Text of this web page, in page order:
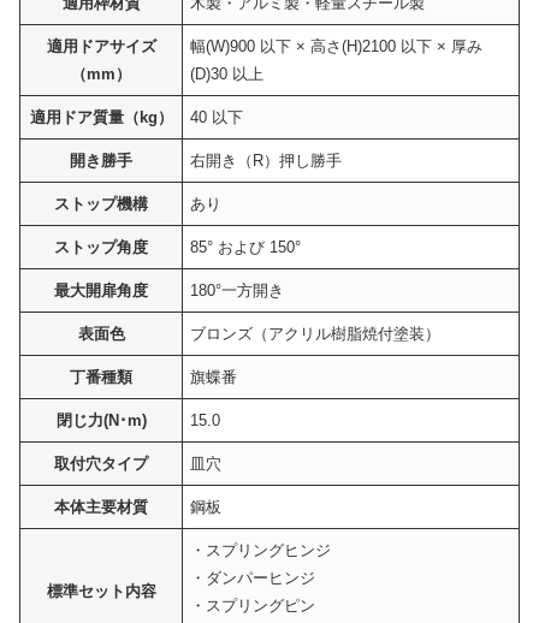
適用ドアサイズ
（mm）
幅(W)900 以下 × 高さ(H)2100 以下 × 厚み
(D)30 以上
適用ドア質量（kg） 40 以下
開き勝手 右開き（R）押し勝手
ストップ機構 あり
ストップ角度 85° および 150°
最大開扉角度 180°一方開き
表面色 ブロンズ（アクリル樹脂焼付塗装）
丁番種類 旗蝶番
閉じ力(N･m) 15.0
取付穴タイプ 皿穴
本体主要材質 鋼板
標準セット内容
・スプリングヒンジ
・ダンパーヒンジ
・スプリングピン